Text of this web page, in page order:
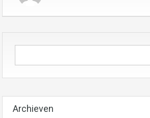
Archieven